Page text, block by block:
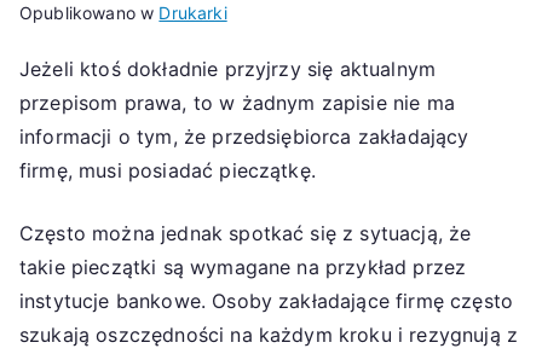
Opublikowano w Drukarki
Jeżeli ktoś dokładnie przyjrzy się aktualnym
przepisom prawa, to w żadnym zapisie nie ma
informacji o tym, że przedsiębiorca zakładający
firmę, musi posiadać pieczątkę.
Często można jednak spotkać się z sytuacją, że
takie pieczątki są wymagane na przykład przez
instytucje bankowe. Osoby zakładające firmę często
szukają oszczędności na każdym kroku i rezygnują z